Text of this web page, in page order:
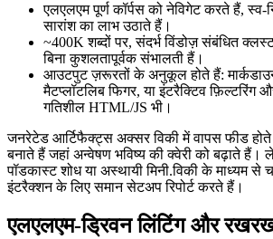
एलएलएम पूर्ण कॉर्पस को नेविगेट करते हैं, स्व-
सारांश का लाभ उठाते हैं।
~400K शब्दों पर, संदर्भ विंडोज़ संबंधित
बिना कुशलतापूर्वक संभालती हैं।
आउटपुट ज़रूरतों के अनुकूल होते हैं: मार्कडाउन
मैटप्लॉटलिब फिगर, या इंटरैक्टिव
गतिशील HTML/JS भी।
जनरेटेड आर्टिफैक्ट्स अक्सर विकी में वापस फीड
बनाते हैं जहां अन्वेषण भविष्य की क्वेरी को बढ़ाते
पॉडकास्ट शोध या अस्थायी मिनी.विकी के माध्यम
इंटरैक्शन के लिए समान सेटअप रिपोर्ट करते हैं।
एलएलएम-ड्रिवन लिंटिंग और